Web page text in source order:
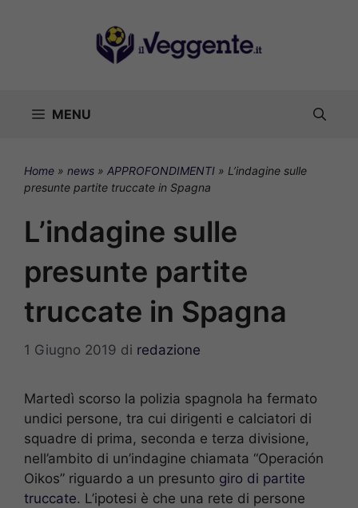
MENU
Home » news » APPROFONDIMENTI » L’indagine sulle
presunte partite truccate in Spagna
L’indagine sulle
presunte partite
truccate in Spagna
1 Giugno 2019 di redazione
Martedì scorso la polizia spagnola ha fermato
undici persone, tra cui dirigenti e calciatori di
squadre di prima, seconda e terza divisione,
nell’ambito di un’indagine chiamata “Operación
Oikos” riguardo a un presunto giro di partite
truccate. L’ipotesi è che una rete di persone